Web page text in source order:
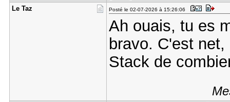
Le Taz Posté le 02-07-2026 à 15:26:06
Ah ouais, tu es
bravo. C'est
Stack de